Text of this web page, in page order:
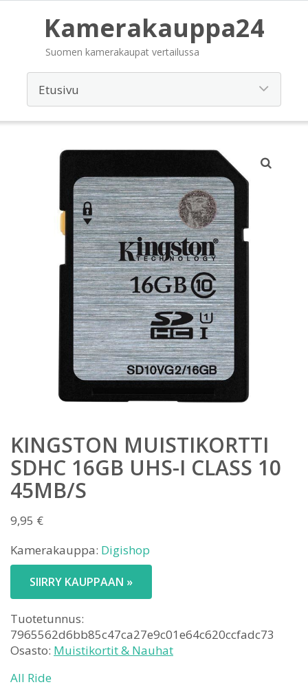
Kamerakauppa24
Suomen kamerakaupat vertailussa
KINGSTON MUISTIKORTTI
SDHC 16GB UHS-I CLASS 10
45MB/S
9,95 €
Kamerakauppa: Digishop
SIIRRY KAUPPAAN »
Tuotetunnus:
7965562d6bb85c47ca27e9c01e64c620ccfadc73
Osasto: Muistikortit & Nauhat
All Ride